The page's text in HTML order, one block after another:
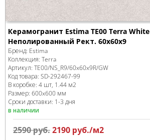
Керамогранит Estima TE00 Terra White
Неполированный Рект. 60x60x9
Бренд: Estima
Коллекция: Terra
Артикул: TE00/NS_R9/60x60x9R/GW
Код товара: SD-292467-99
В коробке: 4 шт, 1.44 м2
Размер: 600x600 мм
Сроки доставки: 1-3 дня
в наличии
2590руб.2190 руб./м2